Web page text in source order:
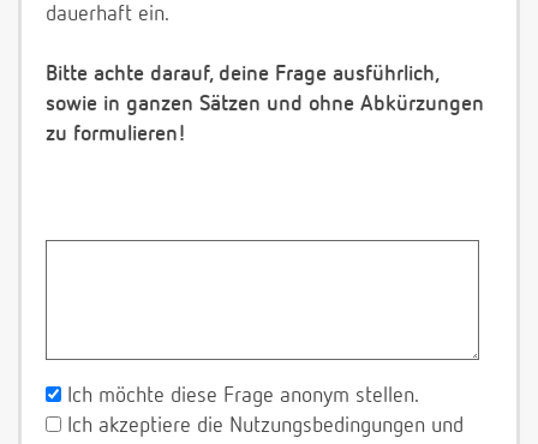
dauerhaft ein.
Bitte achte darauf, deine Frage ausführlich,
sowie in ganzen Sätzen und ohne Abkürzungen
zu formulieren!
Ich möchte diese Frage anonym stellen.
Ich akzeptiere die Nutzungsbedingungen und